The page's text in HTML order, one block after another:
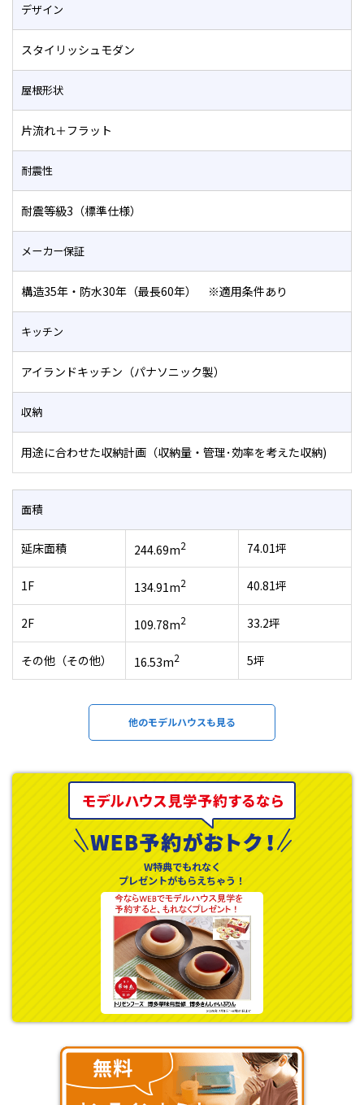
デザイン
スタイリッシュモダン
屋根形状
片流れ＋フラット
耐震性
耐震等級3（標準仕様）
メーカー保証
構造35年・防水30年（最長60年） ※適用条件あり
キッチン
アイランドキッチン（パナソニック製）
収納
用途に合わせた収納計画（収納量・管理･効率を考えた収納)
面積
延床面積 244.69m2 74.01坪
1F 134.91m2 40.81坪
2F 109.78m2 33.2坪
その他（その他） 16.53m2 5坪
他のモデルハウスも見る
W特典でもれなく
プレゼントがもらえちゃう！